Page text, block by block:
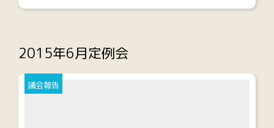
2015年6月定例会
議会報告